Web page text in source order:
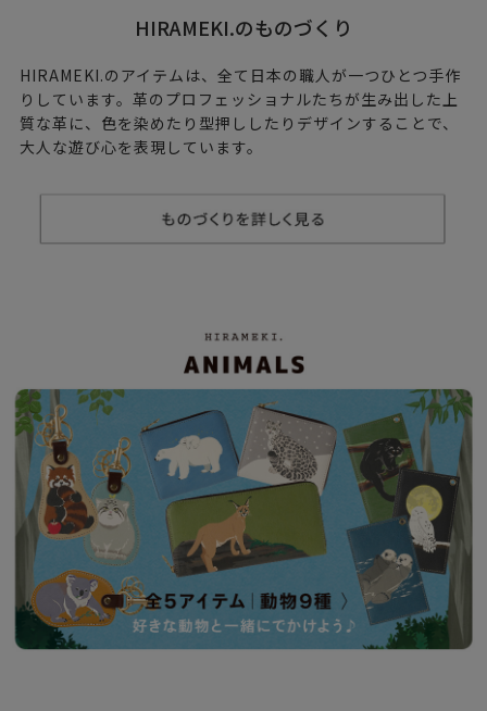
HIRAMEKI.のものづくり
HIRAMEKI.のアイテムは、全て日本の職人が一つひとつ手作
りしています。革のプロフェッショナルたちが生み出した上
質な革に、色を染めたり型押ししたりデザインすることで、
大人な遊び心を表現しています。